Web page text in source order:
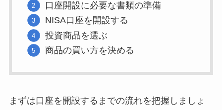
口座開設に必要な書類の準備
NISA口座を開設する
投資商品を選ぶ
商品の買い方を決める
まずは口座を開設するまでの流れを把握しましょ